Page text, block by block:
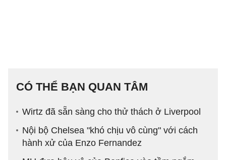
CÓ THỂ BẠN QUAN TÂM
Wirtz đã sẵn sàng cho thử thách ở Liverpool
Nội bộ Chelsea "khó chịu vô cùng" với cách
hành xử của Enzo Fernandez